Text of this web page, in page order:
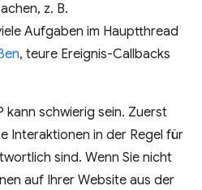
z. B.
Aufgaben im Hauptthread
, teure Ereignis-Callbacks
kann schwierig sein. Zuerst
Interaktionen in der Regel für
sind. Wenn Sie nicht
auf Ihrer Website aus der